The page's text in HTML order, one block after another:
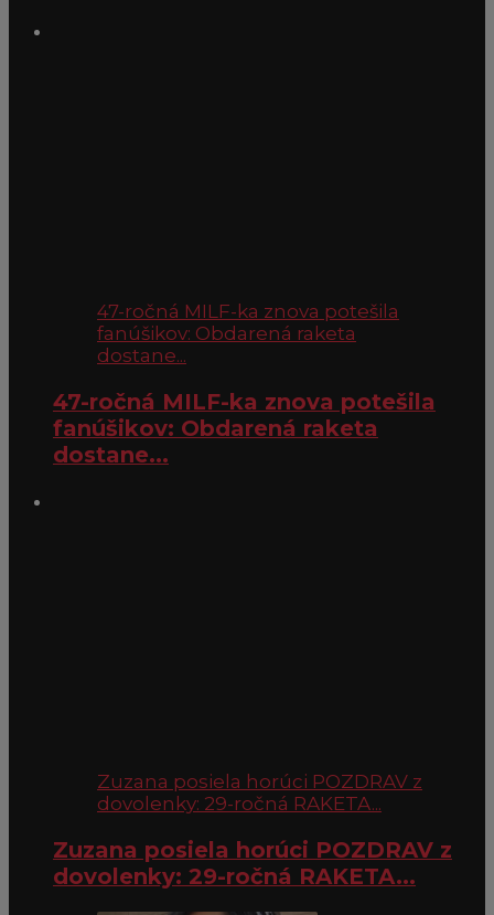
47-ročná MILF-ka znova potešila
fanúšikov: Obdarená raketa
dostane...
47-ročná MILF-ka znova potešila
fanúšikov: Obdarená raketa
dostane...
Zuzana posiela horúci POZDRAV z
dovolenky: 29-ročná RAKETA...
Zuzana posiela horúci POZDRAV z
dovolenky: 29-ročná RAKETA...